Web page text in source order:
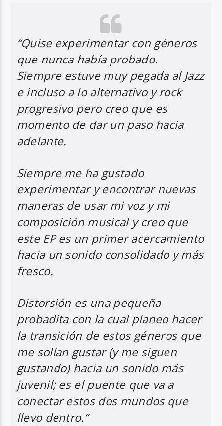
“Quise experimentar con géneros
que nunca había probado.
Siempre estuve muy pegada al Jazz
e incluso a lo alternativo y rock
progresivo pero creo que es
momento de dar un paso hacia
adelante.
Siempre me ha gustado
experimentar y encontrar nuevas
maneras de usar mi voz y mi
composición musical y creo que
este EP es un primer acercamiento
hacia un sonido consolidado y más
fresco.
Distorsión es una pequeña
probadita con la cual planeo hacer
la transición de estos géneros que
me solían gustar (y me siguen
gustando) hacia un sonido más
juvenil; es el puente que va a
conectar estos dos mundos que
llevo dentro.”